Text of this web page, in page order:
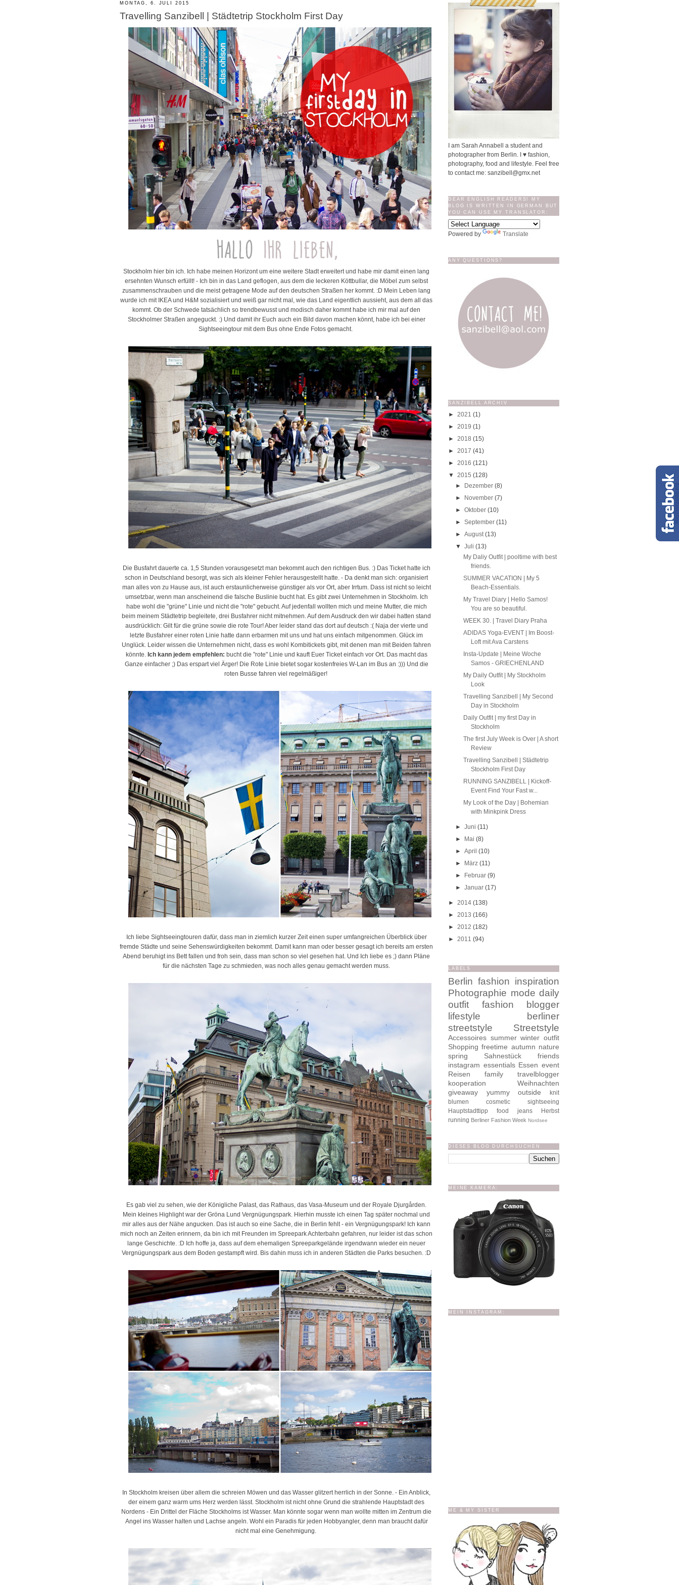
MONTAG, 6. JULI 2015
Travelling Sanzibell | Städtetrip Stockholm First Day
Stockholm hier bin ich. Ich habe meinen Horizont um eine weitere Stadt erweitert und habe mir damit einen lang
ersehnten Wunsch erfüllt! - Ich bin in das Land geflogen, aus dem die leckeren Köttbullar, die Möbel zum selbst
zusammenschrauben und die meist getragene Mode auf den deutschen Straßen her kommt. :D Mein Leben lang
wurde ich mit IKEA und H&M sozialisiert und weiß gar nicht mal, wie das Land eigentlich aussieht, aus dem all das
kommt. Ob der Schwede tatsächlich so trendbewusst und modisch daher kommt habe ich mir mal auf den
Stockholmer Straßen angeguckt. :) Und damit ihr Euch auch ein Bild davon machen könnt, habe ich bei einer
Sightseeingtour mit dem Bus ohne Ende Fotos gemacht.
Die Busfahrt dauerte ca. 1,5 Stunden vorausgesetzt man bekommt auch den richtigen Bus. :) Das Ticket hatte ich
schon in Deutschland besorgt, was sich als kleiner Fehler herausgestellt hatte. - Da denkt man sich: organisiert
man alles von zu Hause aus, ist auch erstaunlicherweise günstiger als vor Ort, aber Irrtum. Dass ist nicht so leicht
umsetzbar, wenn man anscheinend die falsche Buslinie bucht hat. Es gibt zwei Unternehmen in Stockholm. Ich
habe wohl die "grüne" Linie und nicht die "rote" gebucht. Auf jedenfall wollten mich und meine Mutter, die mich
beim meinem Städtetrip begleitete, drei Busfahrer nicht mitnehmen. Auf dem Ausdruck den wir dabei hatten stand
ausdrücklich: Gilt für die grüne sowie die rote Tour! Aber leider stand das dort auf deutsch :( Naja der vierte und
letzte Busfahrer einer roten Linie hatte dann erbarmen mit uns und hat uns einfach mitgenommen. Glück im
Unglück. Leider wissen die Unternehmen nicht, dass es wohl Kombitickets gibt, mit denen man mit Beiden fahren
könnte. Ich kann jedem empfehlen: bucht die "rote" Linie und kauft Euer Ticket einfach vor Ort. Das macht das
Ganze einfacher ;) Das erspart viel Ärger! Die Rote Linie bietet sogar kostenfreies W-Lan im Bus an :))) Und die
roten Busse fahren viel regelmäßiger!
Ich liebe Sightseeingtouren dafür, dass man in ziemlich kurzer Zeit einen super umfangreichen Überblick über
fremde Städte und seine Sehenswürdigkeiten bekommt. Damit kann man oder besser gesagt ich bereits am ersten
Abend beruhigt ins Bett fallen und froh sein, dass man schon so viel gesehen hat. Und Ich liebe es ;) dann Pläne
für die nächsten Tage zu schmieden, was noch alles genau gemacht werden muss.
Es gab viel zu sehen, wie der Königliche Palast, das Rathaus, das Vasa-Museum und der Royale Djurgården.
Mein kleines Highlight war der Gröna Lund Vergnügungspark. Hierhin musste ich einen Tag später nochmal und
mir alles aus der Nähe angucken. Das ist auch so eine Sache, die in Berlin fehlt - ein Vergnügungspark! Ich kann
mich noch an Zeiten erinnern, da bin ich mit Freunden im Spreepark Achterbahn gefahren, nur leider ist das schon
lange Geschichte. :D Ich hoffe ja, dass auf dem ehemaligen Spreeparkgelände irgendwann wieder ein neuer
Vergnügungspark aus dem Boden gestampft wird. Bis dahin muss ich in anderen Städten die Parks besuchen. :D
In Stockholm kreisen über allem die schreien Möwen und das Wasser glitzert herrlich in der Sonne. - Ein Anblick,
der einem ganz warm ums Herz werden lässt. Stockholm ist nicht ohne Grund die strahlende Hauptstadt des
Nordens - Ein Drittel der Fläche Stockholms ist Wasser. Man könnte sogar wenn man wollte mitten im Zentrum die
Angel ins Wasser halten und Lachse angeln. Wohl ein Paradis für jeden Hobbyangler, denn man braucht dafür
nicht mal eine Genehmigung.
I am Sarah Annabell a student and
photographer from Berlin. I ♥ fashion,
photography, food and lifestyle. Feel free
to contact me: sanzibell@gmx.net
DEAR ENGLISH READERS! MY
BLOG IS WRITTEN IN GERMAN BUT
YOU CAN USE MY TRANSLATOR:
Powered by Translate
ANY QUESTIONS?
SANZIBELL ARCHIV
► 2021 (1)
► 2019 (1)
► 2018 (15)
► 2017 (41)
► 2016 (121)
▼ 2015 (128)
►
Dezember(8)
►
November(7)
►Oktober(10)
►September(11)
►August(13)
▼Juli(13)
My Daliy Outfit | pooltime with best
friends.
SUMMER VACATION | My 5
Beach-Essentials.
My Travel Diary | Hello Samos!
You are so beautiful.
WEEK 30. | Travel Diary Praha
ADIDAS Yoga-EVENT | Im Boost-
Loft mit Ava Carstens
Insta-Update | Meine Woche
Samos - GRIECHENLAND
My Daily Outfit | My Stockholm
Look
Travelling Sanzibell | My Second
Day in Stockholm
Daily Outfit | my first Day in
Stockholm
The first July Week is Over | A short
Review
Travelling Sanzibell | Städtetrip
Stockholm First Day
RUNNING SANZIBELL | Kickoff-
Event Find Your Fast w...
My Look of the Day | Bohemian
with Minkpink Dress
►Juni(11)
►
Mai(8)
►April(10)
►
März(11)
►
Februar(9)
►Januar(17)
► 2014 (138)
► 2013 (166)
► 2012 (182)
► 2011 (94)
LABELS
Berlin fashion inspiration
Photographie mode daily
outfit
fashion blogger
lifestyle
berliner
streetstyle
Streetstyle
Accessoires summer winter outfit
Shopping freetime autumn nature
spring
Sahnestück
friends
instagram essentials Essen event
Reisen
family
travelblogger
kooperation
Weihnachten
giveaway
yummy outside
knit
blumen
cosmetic
sightseeing
Hauptstadttipp
food jeans
Herbst
running Berliner Fashion Week Nordsee
DIESES BLOG DURCHSUCHEN
MEINE KAMERA:
MEIN INSTAGRAM:
ME & MY SISTER